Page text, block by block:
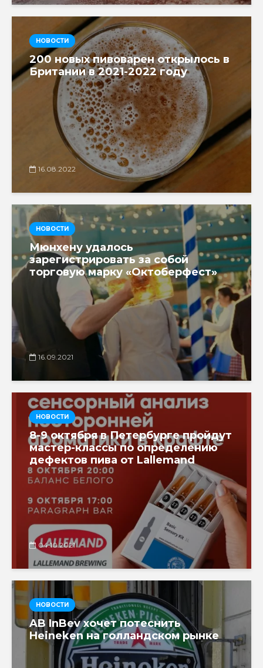
НОВОСТИ
200 новых пивоварен открылось в
Британии в 2021-2022 году
16.08.2022
НОВОСТИ
Мюнхену удалось
зарегистрировать за собой
торговую марку «Октоберфест»
16.09.2021
НОВОСТИ
8-9 октября в Петербурге пройдут
мастер-классы по определению
дефектов пива от Lallemand
04.10.2021
НОВОСТИ
AB InBev хочет потеснить
Heineken на голландском рынке